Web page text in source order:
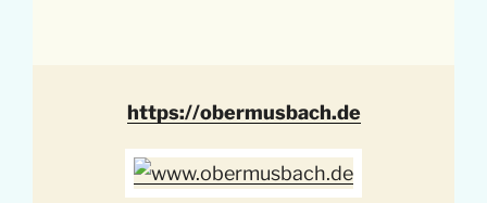
https://obermusbach.de